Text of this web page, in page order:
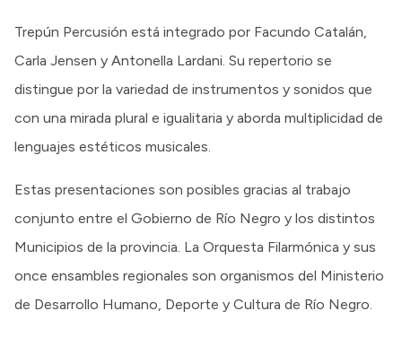
Trepún Percusión está integrado por Facundo Catalán,
Carla Jensen y Antonella Lardani. Su repertorio se
distingue por la variedad de instrumentos y sonidos que
con una mirada plural e igualitaria y aborda multiplicidad de
lenguajes estéticos musicales.
Estas presentaciones son posibles gracias al trabajo
conjunto entre el Gobierno de Río Negro y los distintos
Municipios de la provincia. La Orquesta Filarmónica y sus
once ensambles regionales son organismos del Ministerio
de Desarrollo Humano, Deporte y Cultura de Río Negro.